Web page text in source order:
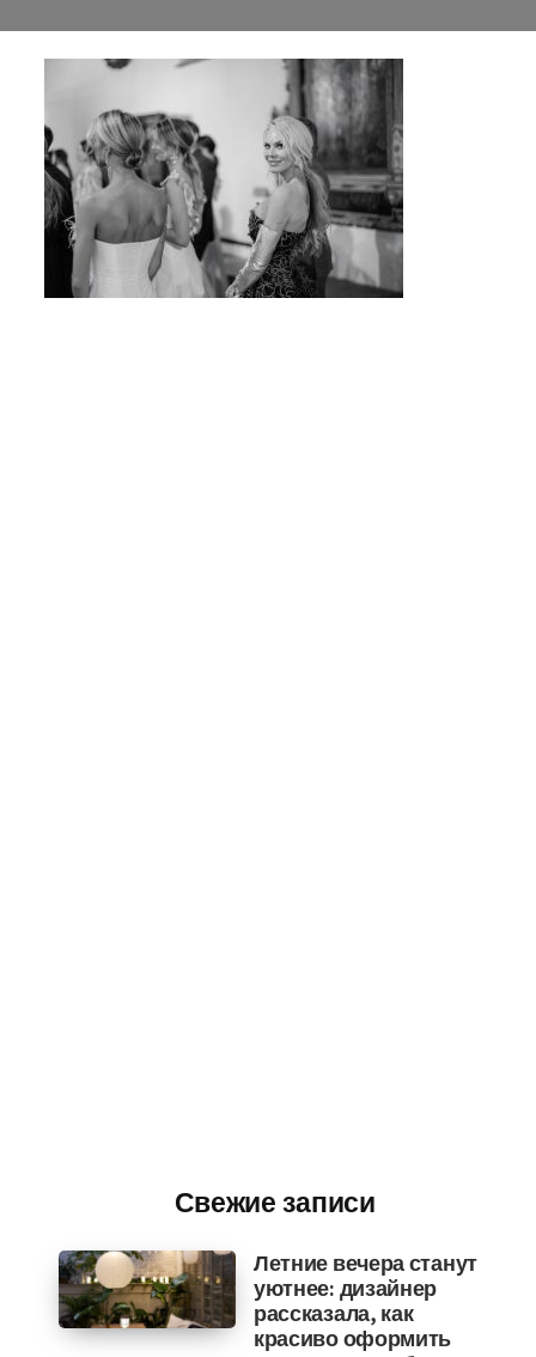
13 Amanejda-by-katrin-
Свежие записи
Летние вечера станут
уютнее: дизайнер
рассказала, как
красиво оформить